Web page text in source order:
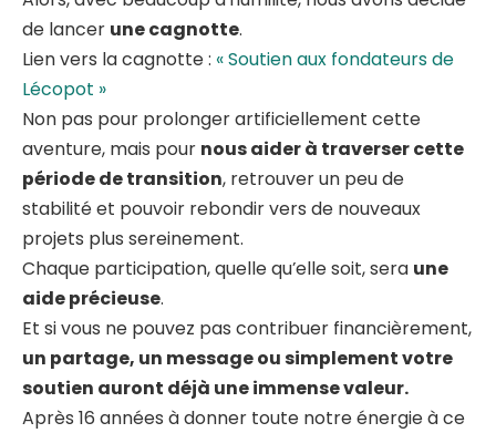
de lancer une cagnotte.
Lien vers la cagnotte : « Soutien aux fondateurs de
Lécopot »
Non pas pour prolonger artificiellement cette
aventure, mais pour nous aider à traverser cette
période de transition, retrouver un peu de
stabilité et pouvoir rebondir vers de nouveaux
projets plus sereinement.
Chaque participation, quelle qu’elle soit, sera une
aide précieuse.
Et si vous ne pouvez pas contribuer financièrement,
un partage, un message ou simplement votre
soutien auront déjà une immense valeur.
Après 16 années à donner toute notre énergie à ce